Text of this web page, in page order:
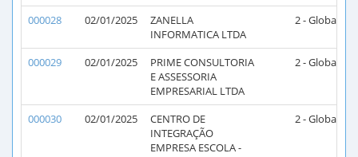
000028 02/01/2025
ZANELLA
INFORMATICA LTDA
2 - Global
000029 02/01/2025
PRIME CONSULTORIA
E ASSESSORIA
EMPRESARIAL LTDA
2 - Global
000030 02/01/2025
CENTRO DE
INTEGRAÇÃO
EMPRESA ESCOLA -
2 - Global